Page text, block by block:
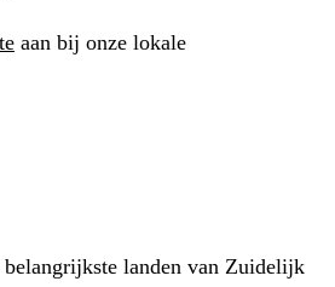
aan bij onze lokale
landen van Zuidelijk